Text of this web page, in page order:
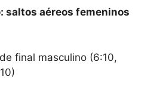
saltos aéreos femeninos
final masculino (6:10,